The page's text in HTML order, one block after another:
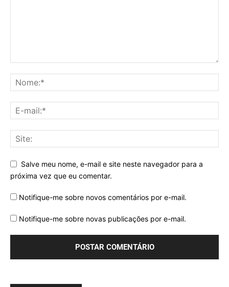
Salve meu nome, e-mail e site neste navegador para a
próxima vez que eu comentar.
Notifique-me sobre novos comentários por e-mail.
Notifique-me sobre novas publicações por e-mail.